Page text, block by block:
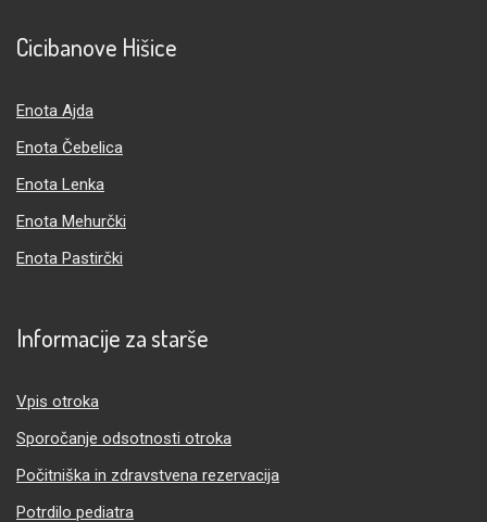
Cicibanove Hišice
Enota Ajda
Enota Čebelica
Enota Lenka
Enota Mehurčki
Enota Pastirčki
Informacije za starše
Vpis otroka
Sporočanje odsotnosti otroka
Počitniška in zdravstvena rezervacija
Potrdilo pediatra